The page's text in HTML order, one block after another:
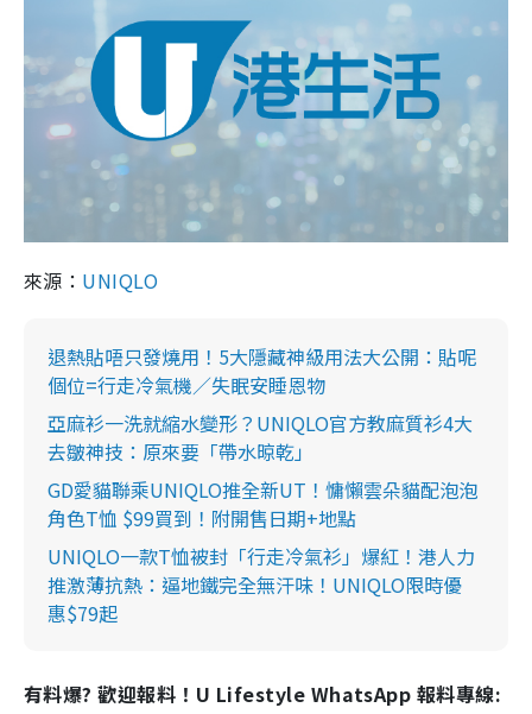
來源： UNIQLO
退熱貼唔只發燒用！5大隱藏神級用法大公開：貼呢
個位=行走冷氣機／失眠安睡恩物
亞麻衫一洗就縮水變形？UNIQLO官方教麻質衫4大
去皺神技：原來要「帶水晾乾」
GD愛貓聯乘UNIQLO推全新UT！慵懶雲朵貓配泡泡
角色T恤 $99買到！附開售日期+地點
UNIQLO一款T恤被封「行走冷氣衫」爆紅！港人力
推激薄抗熱：逼地鐵完全無汗味！UNIQLO限時優
惠$79起
有料爆? 歡迎報料！U Lifestyle WhatsApp 報料專線: